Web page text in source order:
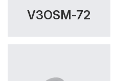
V3OSM-72